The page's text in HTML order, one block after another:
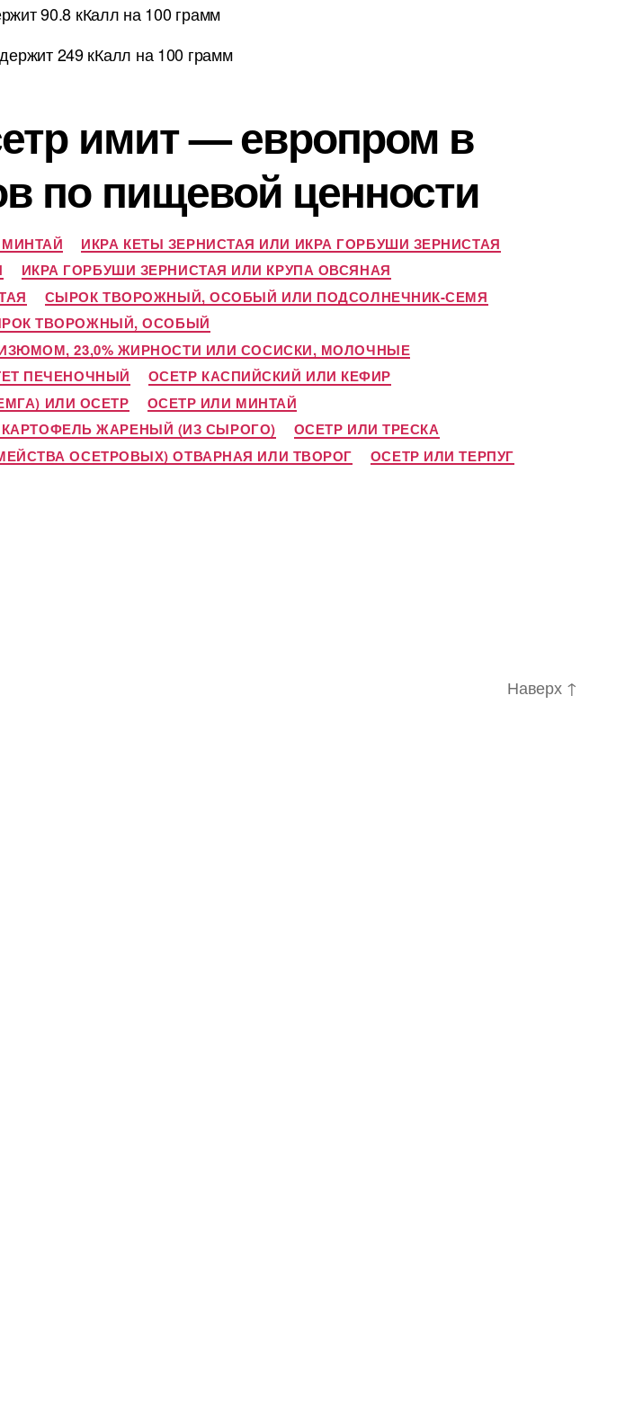
90.8 кКалл на 100 грамм
249 кКалл на 100 грамм
имит — европром в
по пищевой ценности
ИКРА КЕТЫ ЗЕРНИСТАЯ ИЛИ ИКРА ГОРБУШИ ЗЕРНИСТАЯ
ИКРА ГОРБУШИ ЗЕРНИСТАЯ ИЛИ КРУПА ОВСЯНАЯ
СЫРОК ТВОРОЖНЫЙ, ОСОБЫЙ ИЛИ ПОДСОЛНЕЧНИК-СЕМЯ
ТВОРОЖНЫЙ, ОСОБЫЙ
23,0% ЖИРНОСТИ ИЛИ СОСИСКИ, МОЛОЧНЫЕ
ПЕЧЕНОЧНЫЙ
ОСЕТР КАСПИЙСКИЙ ИЛИ КЕФИР
ИЛИ ОСЕТР
ОСЕТР ИЛИ МИНТАЙ
ЖАРЕНЫЙ (ИЗ СЫРОГО)
ОСЕТР ИЛИ ТРЕСКА
ОСЕТРОВЫХ) ОТВАРНАЯ ИЛИ ТВОРОГ ОСЕТР ИЛИ ТЕРПУГ
Наверх ↑